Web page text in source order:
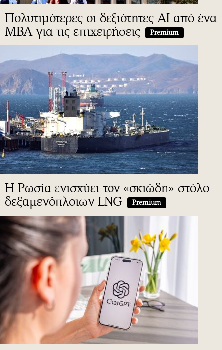
Πολυτιμότερες οι δεξιότητες ΑΙ από ένα
MBA για τις επιχειρήσεις
Premium
H Ρωσία ενισχύει τον «σκιώδη» στόλο
δεξαμενόπλοιων LNG
Premium